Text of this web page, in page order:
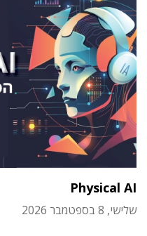
Physical AI
שלישי, 8 בספטמבר 2026